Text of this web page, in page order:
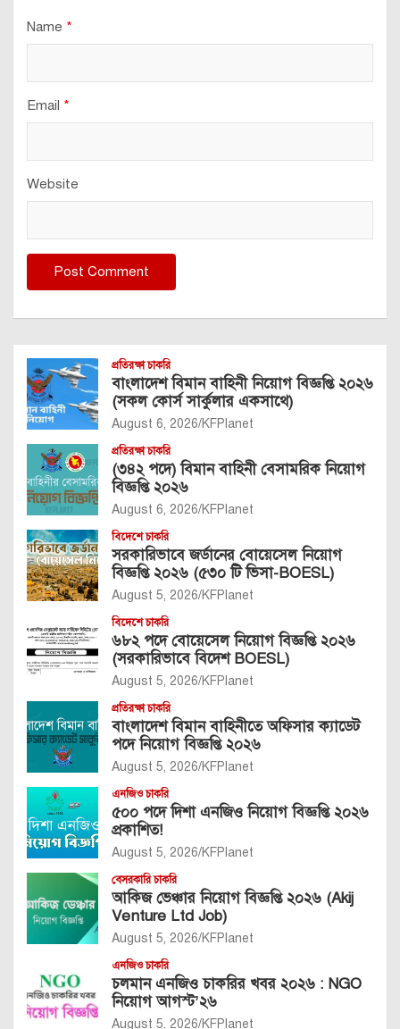
Name *
Email *
Website
প্রতিরক্ষা চাকরি
বাংলাদেশ বিমান বাহিনী নিয়োগ বিজ্ঞপ্তি ২০২৬
(সকল কোর্স সার্কুলার একসাথে)
August 6, 2026 KFPlanet
প্রতিরক্ষা চাকরি
(৩৪২ পদে) বিমান বাহিনী বেসামরিক নিয়োগ
বিজ্ঞপ্তি ২০২৬
August 6, 2026 KFPlanet
বিদেশে চাকরি
সরকারিভাবে জর্ডানের বোয়েসেল নিয়োগ
বিজ্ঞপ্তি ২০২৬ (৫৩০ টি ভিসা-BOESL)
August 5, 2026 KFPlanet
বিদেশে চাকরি
৬৮২ পদে বোয়েসেল নিয়োগ বিজ্ঞপ্তি ২০২৬
(সরকারিভাবে বিদেশ BOESL)
August 5, 2026 KFPlanet
প্রতিরক্ষা চাকরি
বাংলাদেশ বিমান বাহিনীতে অফিসার ক্যাডেট
পদে নিয়োগ বিজ্ঞপ্তি ২০২৬
August 5, 2026 KFPlanet
এনজিও চাকরি
৫০০ পদে দিশা এনজিও নিয়োগ বিজ্ঞপ্তি ২০২৬
প্রকাশিত!
August 5, 2026 KFPlanet
বেসরকারি চাকরি
আকিজ ভেঞ্চার নিয়োগ বিজ্ঞপ্তি ২০২৬ (Akij
Venture Ltd Job)
August 5, 2026 KFPlanet
এনজিও চাকরি
চলমান এনজিও চাকরির খবর ২০২৬ : NGO
নিয়োগ আগস্ট’২৬
August 5, 2026 KFPlanet